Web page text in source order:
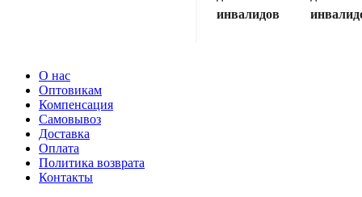
инвалидов
О нас
Оптовикам
Компенсация
Самовывоз
Доставка
Оплата
Политика возврата
Контакты